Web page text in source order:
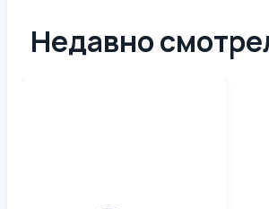
Недавно